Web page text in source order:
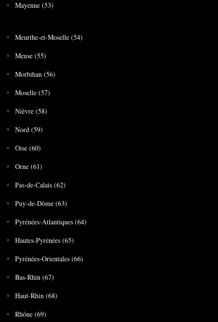
Mayenne (53)
Meurthe-et-Moselle (54)
Meuse (55)
Morbihan (56)
Moselle (57)
Nièvre (58)
Nord (59)
Oise (60)
Orne (61)
Pas-de-Calais (62)
Puy-de-Dôme (63)
Pyrénées-Atlantiques (64)
Hautes-Pyrénées (65)
Pyrénées-Orientales (66)
Bas-Rhin (67)
Haut-Rhin (68)
Rhône (69)